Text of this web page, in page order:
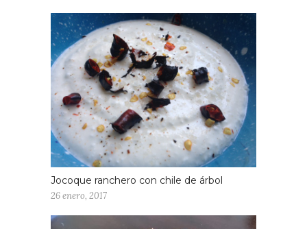
Jocoque ranchero con chile de árbol
26 enero, 2017